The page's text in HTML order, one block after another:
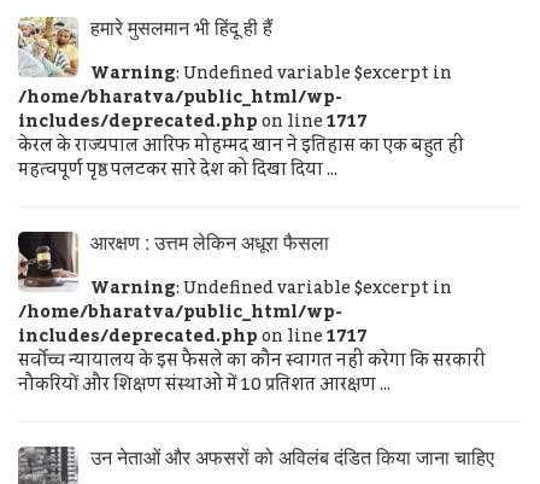
हमारे मुसलमान भी हिंदू ही हैं
Warning: Undefined variable $excerpt in
/home/bharatva/public_html/wp-
includes/deprecated.phpon line1717
केरल के राज्यपाल आरिफ मोहम्मद खान ने इतिहास का एक बहुत ही
महत्वपूर्ण पृष्ठ पलटकर सारे देश को दिखा दिया ...
आरक्षण : उत्तम लेकिन अधूरा फैसला
Warning: Undefined variable $excerpt in
/home/bharatva/public_html/wp-
includes/deprecated.phpon line1717
सर्वोच्च न्यायालय के इस फैसले का कौन स्वागत नहीं करेगा कि सरकारी
नौकरियों और शिक्षण संस्थाओं में 10 प्रतिशत आरक्षण ...
उन नेताओं और अफसरों को अविलंब दंडित किया जाना चाहिए